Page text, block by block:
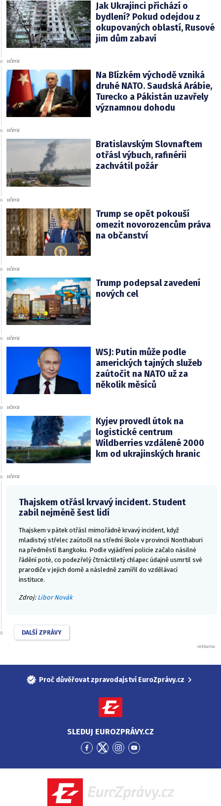
Jak Ukrajinci přichází o
bydlení? Pokud odejdou z
okupovaných oblastí, Rusové
jim dům zabaví
včera
Na Blízkém východě vzniká
druhé NATO. Saudská Arábie,
Turecko a Pákistán uzavřely
významnou dohodu
včera
Bratislavským Slovnaftem
otřásl výbuch, rafinérii
zachvátil požár
včera
Trump se opět pokouší
omezit novorozencům práva
na občanství
včera
Trump podepsal zavedení
nových cel
včera
WSJ: Putin může podle
amerických tajných služeb
zaútočit na NATO už za
několik měsíců
včera
Kyjev provedl útok na
logistické centrum
Wildberries vzdálené 2000
km od ukrajinských hranic
včera
Thajskem otřásl krvavý incident. Student
zabil nejméně šest lidí
Thajskem v pátek otřásl mimořádně krvavý incident, když
mladistvý střelec zaútočil na střední škole v provincii Nonthaburi
na předměstí Bangkoku. Podle vyjádření policie začalo násilné
řádění poté, co podezřelý čtrnáctiletý chlapec údajně usmrtil své
prarodiče v jejich domě a následně zamířil do vzdělávací
instituce.
Zdroj: Libor Novák
DALŠÍ ZPRÁVY
Proč důvěřovat zpravodajství EuroZprávy.cz
SLEDUJ EUROZPRÁVY.CZ
Přejít
Facebook
Přejít
Twitter
Přejít
Instagram
Přejít
YouTube
EuroZprávy.cz